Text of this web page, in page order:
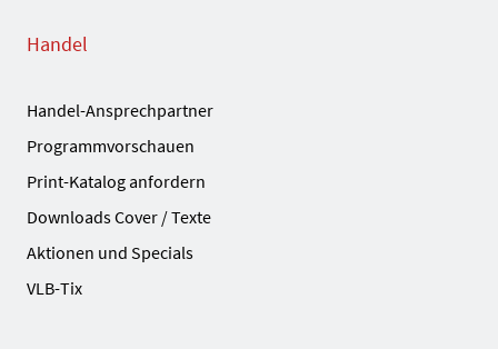
Handel
Handel-Ansprechpartner
Programmvorschauen
Print-Katalog anfordern
Downloads Cover / Texte
Aktionen und Specials
VLB-Tix